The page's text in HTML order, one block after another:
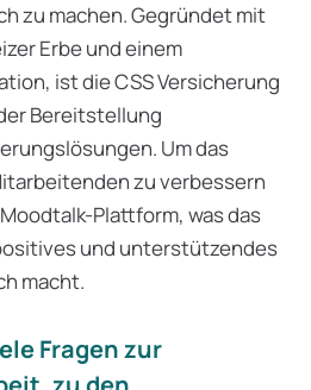
zu machen. Gegründet mit
Erbe und einem
ist die CSS Versicherung
Bereitstellung
Um das
zu verbessern
Plattform, was das
und unterstützendes
macht.
Fragen zur